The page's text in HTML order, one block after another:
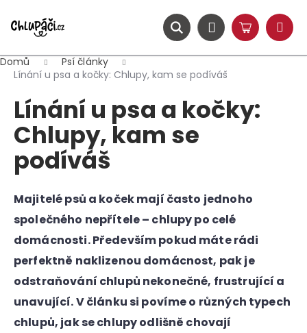
obsah
HledatPřihlášení
Nákupní
košík
Menu
Domů
Psí články
Línání u psa a kočky: Chlupy, kam se podíváš
Línání u psa a kočky:
Chlupy, kam se
podíváš
Majitelé psů a koček mají často jednoho
společného nepřítele – chlupy po celé
domácnosti. Především pokud máte rádi
perfektně naklizenou domácnost, pak je
odstraňování chlupů nekonečné, frustrující a
unavující. V článku si povíme o různých typech
chlupů, jak se chlupy odlišně chovají
í
ZPĚT
ZPĚT
C
p
o
t
ř
e
b
u
j
e
t
e
n
a